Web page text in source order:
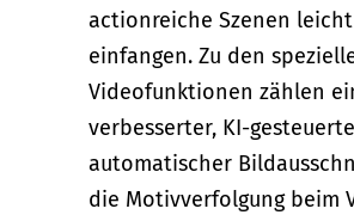
actionreiche Szenen leicht
einfangen. Zu den
Videofunktionen zählen
verbesserter, KI-
automatischer
die Motivverfolgung beim